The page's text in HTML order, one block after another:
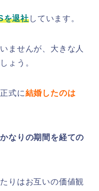
を退社しています。
ませんが、大きな人
ょう。
式に結婚したのは
なりの期間を経ての
りはお互いの価値観